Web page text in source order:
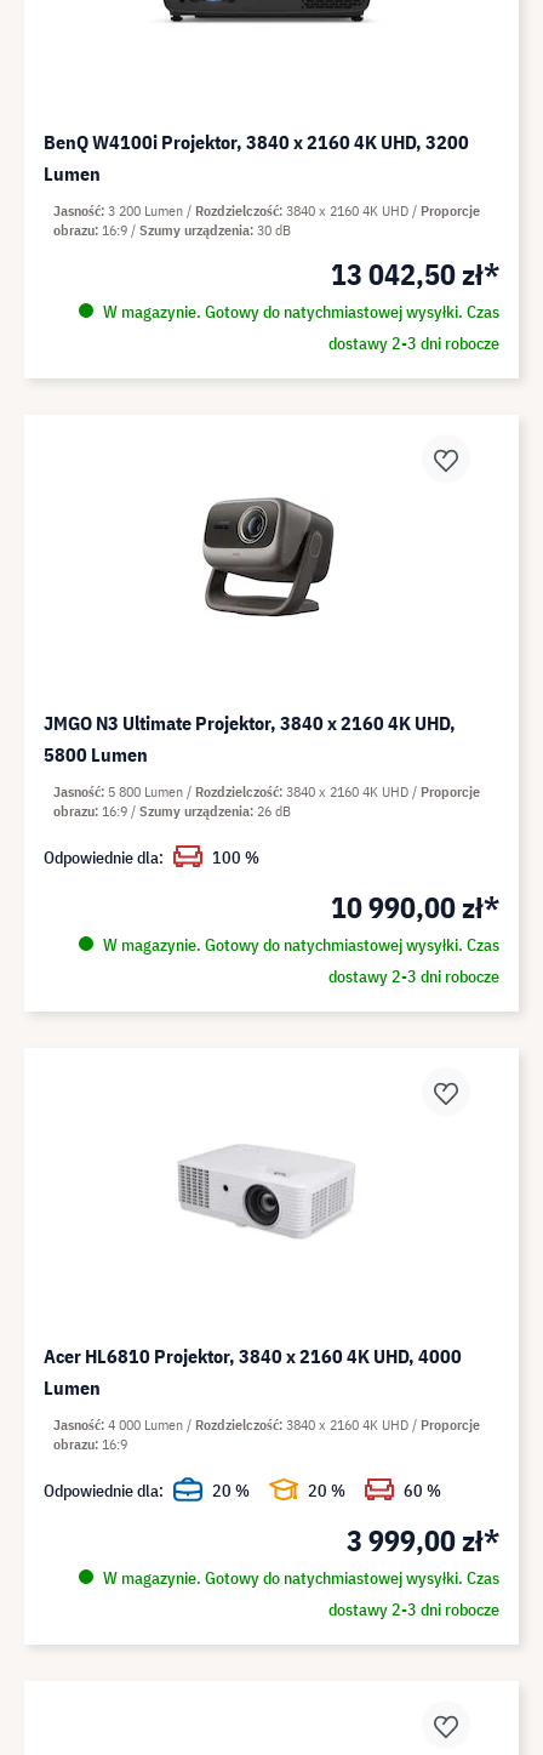
BenQ W4100i Projektor, 3840 x 2160 4K UHD, 3200
Lumen
13 042,50 zł*
W magazynie. Gotowy do natychmiastowej wysyłki. Czas
dostawy 2-3 dni robocze
Jasność 3 200 Lumen Rozdzielczość 3840 x 2160 4K UHD
Proporcje
obrazu 16:9 Szumy urządzenia 30 dB
JMGO N3 Ultimate Projektor, 3840 x 2160 4K UHD,
5800 Lumen
10 990,00 zł*
W magazynie. Gotowy do natychmiastowej wysyłki. Czas
dostawy 2-3 dni robocze
Jasność 5 800 Lumen Rozdzielczość 3840 x 2160 4K UHD
Proporcje
obrazu 16:9 Szumy urządzenia 26 dB
Odpowiednie dla: 100 %
Acer HL6810 Projektor, 3840 x 2160 4K UHD, 4000
Lumen
3 999,00 zł*
W magazynie. Gotowy do natychmiastowej wysyłki. Czas
dostawy 2-3 dni robocze
Jasność 4 000 Lumen Rozdzielczość 3840 x 2160 4K UHD
Proporcje
obrazu 16:9
Odpowiednie dla: 20 % 20 % 60 %